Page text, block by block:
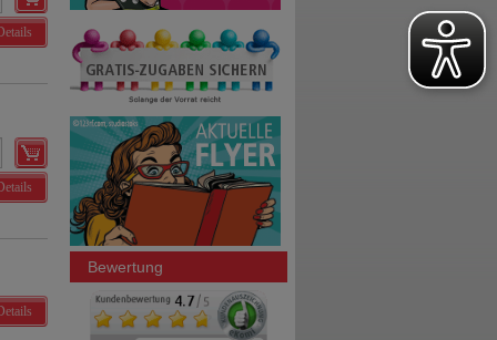
Details
Details
Bewertung